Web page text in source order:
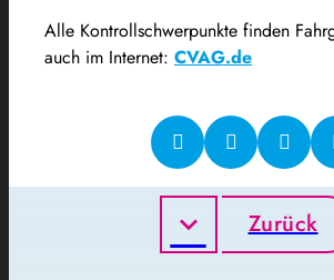
Alle Kontrollschwerpunkte finden
auch im Internet: CVAG.de
Zurück